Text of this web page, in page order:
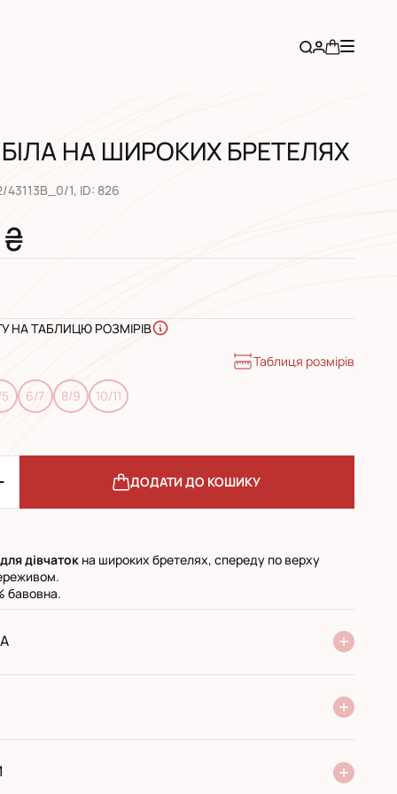
НА ШИРОКИХ БРЕТЕЛЯХ
43113B_0/1, ID: 826
НА ТАБЛИЦЮ РОЗМІРІВ
Таблиця розмірів
6/7 8/9 10/11
ДОДАТИ ДО КОШИКУ
для дівчатокна широких бретелях, спереду по верху
бавовна.
переказ